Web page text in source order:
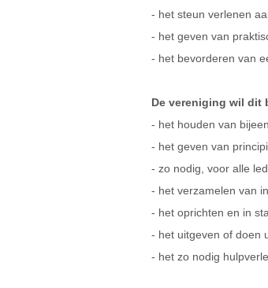
- het steun verlenen
- het geven van
- het bevorderen van
De vereniging wil dit
- het houden van
- het geven van
- zo nodig, voor alle
- het verzamelen van
- het oprichten en in
- het uitgeven of doen
- het zo nodig